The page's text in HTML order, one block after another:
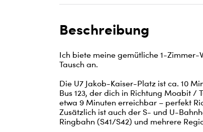
Beschreibung
Ich biete meine gemütliche 1-
Tausch an.
Die U7 Jakob-Kaiser-Platz ist ca. 10
Bus 123, der dich in Richtung Moabit /
etwa 9 Minuten erreichbar – perfekt
Zusätzlich ist auch der S- und U-
Ringbahn (S41/S42) und mehrere